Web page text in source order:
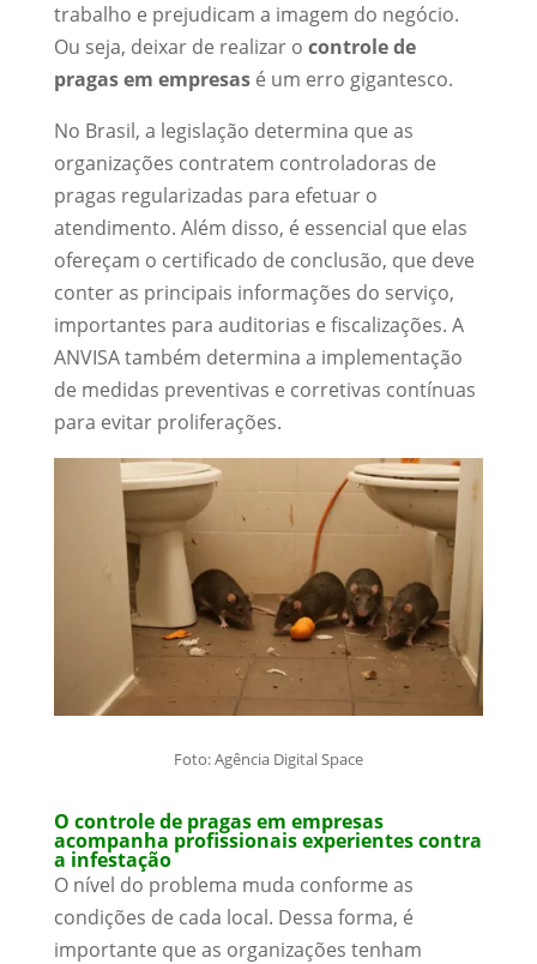
trabalho e prejudicam a imagem do negócio.
Ou seja, deixar de realizar o controle de
pragas em empresasé um erro gigantesco.
No Brasil, a legislação determina que as
organizações contratem controladoras de
pragas regularizadas para efetuar o
atendimento. Além disso, é essencial que elas
ofereçam o certificado de conclusão, que deve
conter as principais informações do serviço,
importantes para auditorias e fiscalizações. A
ANVISA também determina a implementação
de medidas preventivas e corretivas contínuas
para evitar proliferações.
Foto: Agência Digital Space
O controle de pragas em empresas
acompanha profissionais experientes contra
a infestação
O nível do problema muda conforme as
condições de cada local. Dessa forma, é
importante que as organizações tenham